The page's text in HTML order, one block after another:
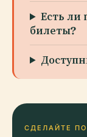
Есть ли
билеты?
СДЕЛАЙТЕ